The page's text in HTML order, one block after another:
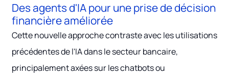
Des agents d'IA pour une prise de décision
financière améliorée
Cette nouvelle approche contraste avec les utilisations
précédentes de l'IA dans le secteur bancaire,
principalement axées sur les chatbots ou